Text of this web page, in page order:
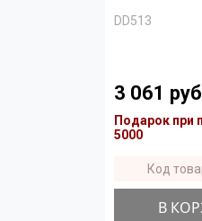
DD513
3 061
Подарок при
5000
Код
В